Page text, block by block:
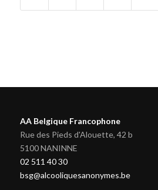
AA Belgique Francophone
Rue des Pieds d'Alouette, 42 b
5100 NANINNE
02 511 40 30
bsg@alcooliquesanonymes.be